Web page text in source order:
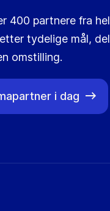
400 partnere fra
tydelige mål,
omstilling.
i dag